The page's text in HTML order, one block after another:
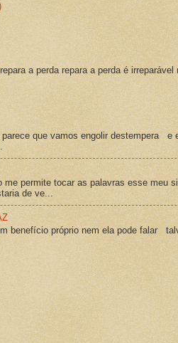
a perda repara a perda é
que vamos engolir destempera e
me permite tocar as palavras esse meu
de ve...
benefício próprio nem ela pode falar